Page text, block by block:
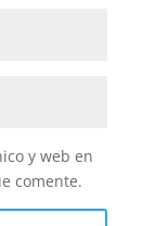
y web en
comente.